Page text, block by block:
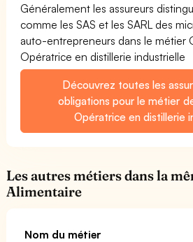
Généralement les assureurs
comme les SAS et les SARL des
auto-entrepreneurs dans le métier
Opératrice en distillerie industrielle
Découvrez toutes les
obligations pour le métier
Opératrice en distillerie
Les autres métiers dans la
Alimentaire
Nom du métier